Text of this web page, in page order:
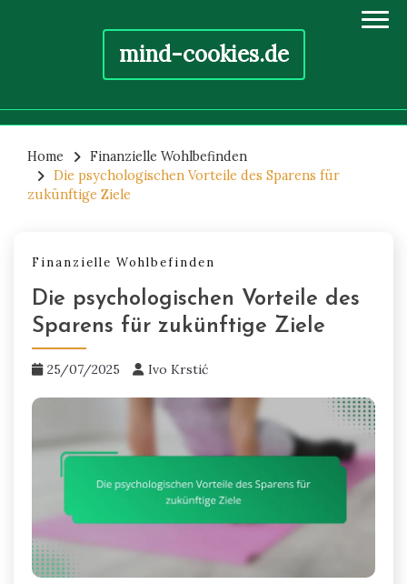
mind-cookies.de
content
Home
Finanzielle Wohlbefinden
Die psychologischen Vorteile des Sparens für
zukünftige Ziele
Finanzielle Wohlbefinden
Die psychologischen Vorteile des
Sparens für zukünftige Ziele
25/07/2025 Ivo Krstić